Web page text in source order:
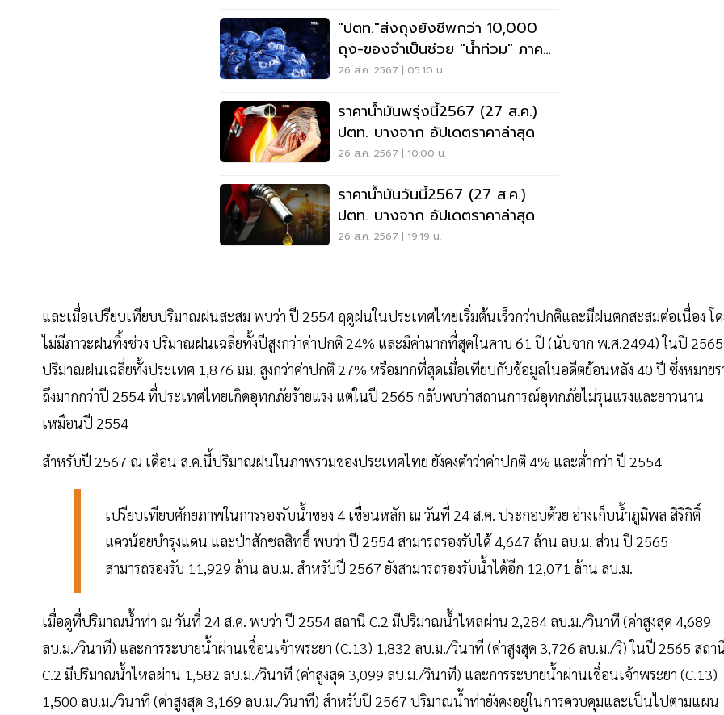
"ปตท."ส่งถุงยังชีพกว่า 10,000
ถุง-ของจำเป็นช่วย "น้ำท่วม" ภาค
เหนือ
26 ส.ค. 2567 | 05:10 น.
ราคาน้ำมันพรุ่งนี้2567 (27 ส.ค.)
ปตท. บางจาก อัปเดตราคาล่าสุด
26 ส.ค. 2567 | 10:00 น.
ราคาน้ำมันวันนี้2567 (27 ส.ค.)
ปตท. บางจาก อัปเดตราคาล่าสุด
26 ส.ค. 2567 | 19:19 น.
และเมื่อเปรียบเทียบปริมาณฝนสะสม พบว่า ปี 2554 ฤดูฝนในประเทศไทยเริ่มต้นเร็วกว่าปกติและมีฝนตกสะสมต่อเนื่อง โ
ไม่มีภาวะฝนทิ้งช่วง ปริมาณฝนเฉลี่ยทั้งปีสูงกว่าค่าปกติ 24% และมีค่ามากที่สุดในคาบ 61 ปี (นับจาก พ.ศ.2494) ในปี
ปริมาณฝนเฉลี่ยทั้งประเทศ 1,876 มม. สูงกว่าค่าปกติ 27% หรือมากที่สุดเมื่อเทียบกับข้อมูลในอดีตย้อนหลัง 40 ปี ซึ่งหมายร
ถึงมากกว่าปี 2554 ที่ประเทศไทยเกิดอุทกภัยร้ายแรง แต่ในปี 2565 กลับพบว่าสถานการณ์อุทกภัยไม่รุนแรงและยาวนาน
เหมือนปี 2554
สำหรับปี 2567 ณ เดือน ส.ค.นี้ปริมาณฝนในภาพรวมของประเทศไทย ยังคงต่ำว่าค่าปกติ 4% และต่ำกว่า ปี 2554
เปรียบเทียบศักยภาพในการรองรับน้ำของ 4 เขื่อนหลัก ณ วันที่ 24 ส.ค. ประกอบด้วย อ่างเก็บน้ำภูมิพล สิริกิติ์
แควน้อยบำรุงแดน และป่าสักชลสิทธิ์ พบว่า ปี 2554 สามารถรองรับได้ 4,647 ล้าน ลบ.ม. ส่วน ปี 2565
สามารถรองรับ 11,929 ล้าน ลบ.ม. สำหรับปี 2567 ยังสามารถรองรับน้ำได้อีก 12,071 ล้าน ลบ.ม.
เมื่อดูที่ปริมาณน้ำท่า ณ วันที่ 24 ส.ค. พบว่า ปี 2554 สถานี C.2 มีปริมาณน้ำไหลผ่าน 2,284 ลบ.ม./วินาที (ค่าสูงสุด 4,689
ลบ.ม./วินาที) และการระบายน้ำผ่านเขื่อนเจ้าพระยา (C.13) 1,832 ลบ.ม./วินาที (ค่าสูงสุด 3,726 ลบ.ม./วิ) ในปี 2565 สถา
C.2 มีปริมาณน้ำไหลผ่าน 1,582 ลบ.ม./วินาที (ค่าสูงสุด 3,099 ลบ.ม./วินาที) และการระบายน้ำผ่านเขื่อนเจ้าพระยา (C.13)
1,500 ลบ.ม./วินาที (ค่าสูงสุด 3,169 ลบ.ม./วินาที) สำหรับปี 2567 ปริมาณน้ำท่ายังคงอยู่ในการควบคุมและเป็นไปตามแผน